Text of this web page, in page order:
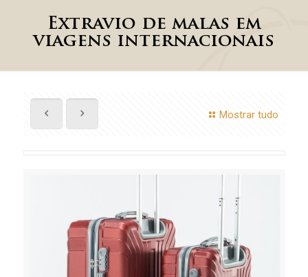
Extravio de malas em
viagens internacionais
Mostrar tudo